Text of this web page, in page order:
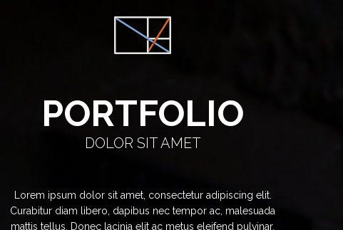
PORTFOLIO
DOLOR SIT AMET
Lorem ipsum dolor sit amet, consectetur adipiscing elit.
Curabitur diam libero, dapibus nec tempor ac, malesuada
mattis tellus. Donec lacinia elit ac metus eleifend pulvinar.